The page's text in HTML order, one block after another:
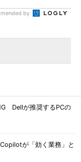
by
Dellが推奨するPCの
が「効く業務」と